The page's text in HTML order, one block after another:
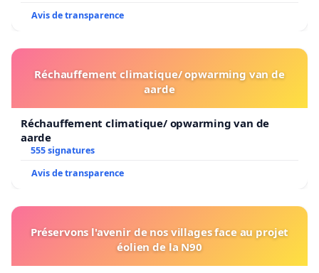
Avis de transparence
Réchauffement climatique/ opwarming van de
aarde
Réchauffement climatique/ opwarming van de
aarde
555 signatures
Avis de transparence
Préservons l'avenir de nos villages face au projet
éolien de la N90